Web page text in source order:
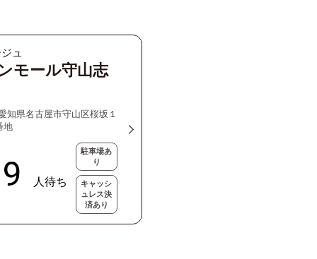
ュ
モール守山志
知県名古屋市守山区桜坂１
地
駐車場あ
り
キャッシ
ュレス決
済あり